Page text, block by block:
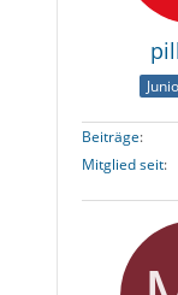
Beiträge
Mitglied seit